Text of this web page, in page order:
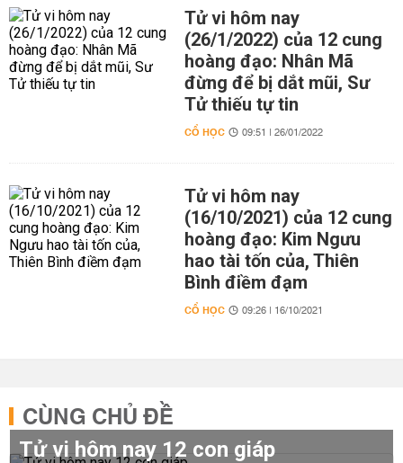
Tử vi hôm nay
(26/1/2022) của 12 cung
hoàng đạo: Nhân Mã
đừng để bị dắt mũi, Sư
Tử thiếu tự tin
CỔ HỌC 09:51 | 26/01/2022
Tử vi hôm nay
(16/10/2021) của 12 cung
hoàng đạo: Kim Ngưu
hao tài tốn của, Thiên
Bình điềm đạm
CỔ HỌC 09:26 | 16/10/2021
CÙNG CHỦ ĐỀ
Tử vi hôm nay 12 con giáp